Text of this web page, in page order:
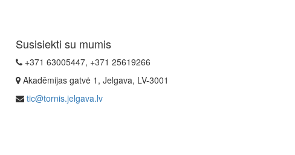
Susisiekti su mumis
+371 63005447, +371 25619266
Akadēmijas gatvė 1, Jelgava, LV-3001
tic@tornis.jelgava.lv